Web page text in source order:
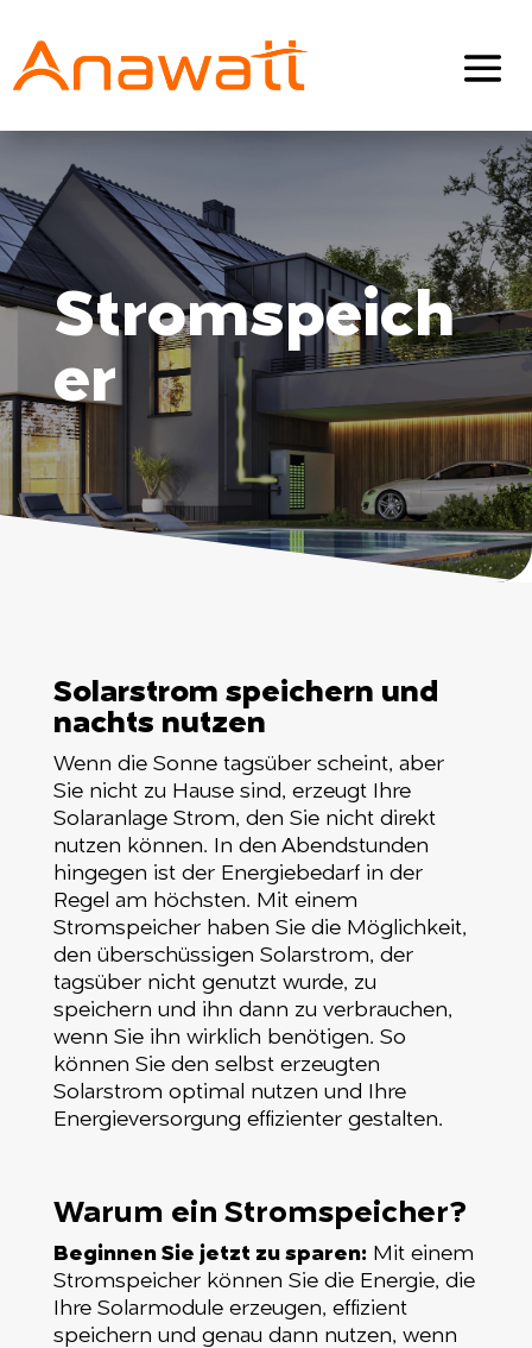
Stromspeich
er
Solarstrom speichern und
nachts nutzen
Wenn die Sonne tagsüber scheint, aber
Sie nicht zu Hause sind, erzeugt Ihre
Solaranlage Strom, den Sie nicht direkt
nutzen können. In den Abendstunden
hingegen ist der Energiebedarf in der
Regel am höchsten. Mit einem
Stromspeicher haben Sie die Möglichkeit,
den überschüssigen Solarstrom, der
tagsüber nicht genutzt wurde, zu
speichern und ihn dann zu verbrauchen,
wenn Sie ihn wirklich benötigen. So
können Sie den selbst erzeugten
Solarstrom optimal nutzen und Ihre
Energieversorgung effizienter gestalten.
Warum ein Stromspeicher?
Beginnen Sie jetzt zu sparen:Mit einem
Stromspeicher können Sie die Energie, die
Ihre Solarmodule erzeugen, effizient
speichern und genau dann nutzen, wenn